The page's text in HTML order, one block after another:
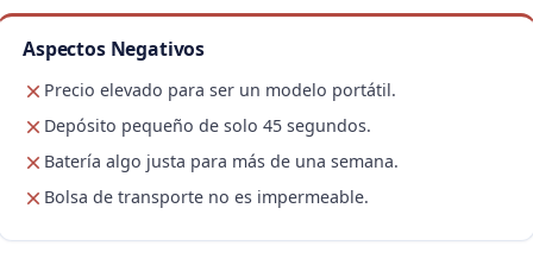
Aspectos Negativos
Precio elevado para ser un modelo portátil.
Depósito pequeño de solo 45 segundos.
Batería algo justa para más de una semana.
Bolsa de transporte no es impermeable.